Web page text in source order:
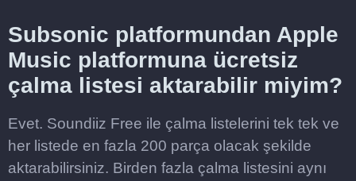
Subsonic platformundan Apple
Music platformuna ücretsiz
çalma listesi aktarabilir miyim?
Evet. Soundiiz Free ile çalma listelerini tek tek ve
her listede en fazla 200 parça olacak şekilde
aktarabilirsiniz. Birden fazla çalma listesini aynı